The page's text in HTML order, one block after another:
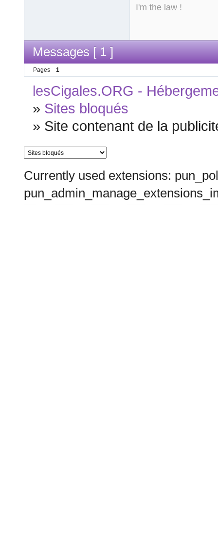
I'm the law !
Messages [ 1 ]
Pages 1
lesCigales.ORG -
» Sites bloqués
» Site contenant de la
Currently used extensions: